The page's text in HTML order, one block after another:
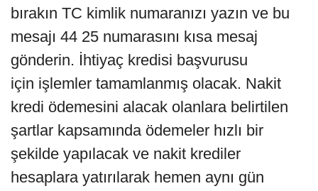
bırakın TC kimlik numaranızı yazın ve bu
mesajı 44 25 numarasını kısa mesaj
gönderin. İhtiyaç kredisi başvurusu
için işlemler tamamlanmış olacak. Nakit
kredi ödemesini alacak olanlara belirtilen
şartlar kapsamında ödemeler hızlı bir
şekilde yapılacak ve nakit krediler
hesaplara yatırılarak hemen aynı gün